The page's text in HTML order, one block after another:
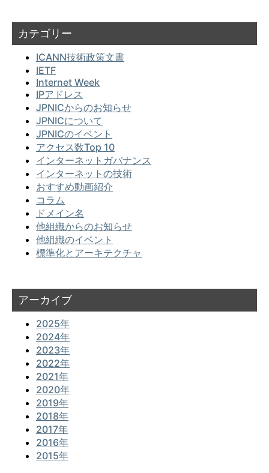
カテゴリー
ICANN技術政策文書
IETF
Internet Week
IPアドレス
JPNICからのお知らせ
JPNICについて
JPNICのイベント
アクセス数Top 10
インターネットガバナンス
インターネットの技術
おすすめ動画紹介
コラム
ドメイン名
他組織からのお知らせ
他組織のイベント
標準化とアーキテクチャ
アーカイブ
2025年
2024年
2023年
2022年
2021年
2020年
2019年
2018年
2017年
2016年
2015年